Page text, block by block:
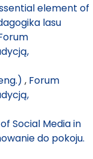
element of
lasu
, Forum
Social Media in
do pokoju.